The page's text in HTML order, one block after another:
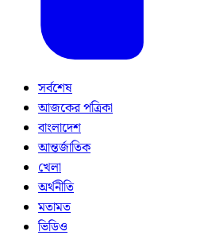
সর্বশেষ
আজকের পত্রিকা
বাংলাদেশ
আন্তর্জাতিক
খেলা
অর্থনীতি
মতামত
ভিডিও